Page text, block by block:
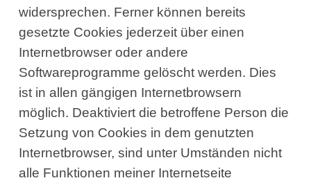
widersprechen. Ferner können bereits
gesetzte Cookies jederzeit über einen
Internetbrowser oder andere
Softwareprogramme gelöscht werden. Dies
ist in allen gängigen Internetbrowsern
möglich. Deaktiviert die betroffene Person die
Setzung von Cookies in dem genutzten
Internetbrowser, sind unter Umständen nicht
alle Funktionen meiner Internetseite